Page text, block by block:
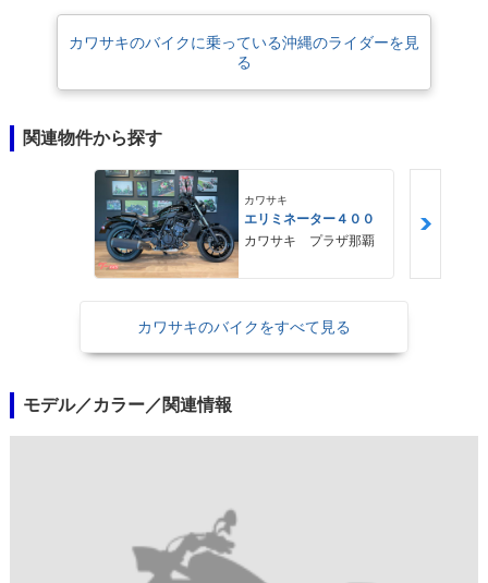
カワサキのバイクに乗っている沖縄のライダーを見
る
関連物件から探す
カワサキ
エリミネーター４００
カワサキ プラザ那覇
カワサキのバイクをすべて見る
モデル／カラー／関連情報